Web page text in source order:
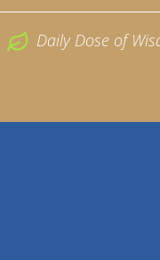
Daily Dose of